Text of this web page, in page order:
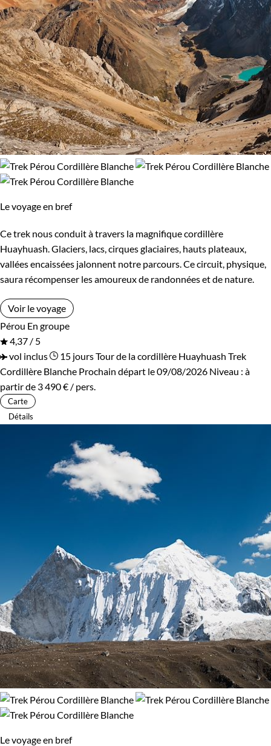
Environnement
Haute Montagne Montagne
Le voyage en bref
Ce trek nous conduit à travers la magnifique cordillère
Huayhuash. Glaciers, lacs, cirques glaciaires, hauts plateaux,
vallées encaissées jalonnent notre parcours. Ce circuit, physique,
saura récompenser les amoureux de randonnées et de nature.
Voir le voyage
Pérou En groupe
4,37 / 5
vol inclus
15 joursTour de la cordillère Huayhuash Trek
Cordillère Blanche Prochain départ le 09/08/2026 Niveau : à
partir de 3 490 € / pers.
Carte
Détails
Le voyage en bref